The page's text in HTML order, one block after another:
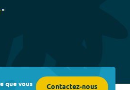
"
que vous Contactez-nous